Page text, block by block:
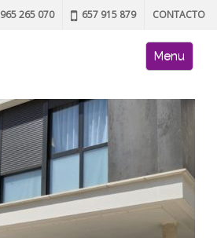
965 265 070 657 915 879 CONTACTO
AFA site
Skip to content
Menu